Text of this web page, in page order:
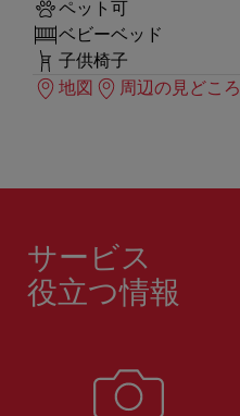
ペット可
ベビーベッド
子供椅子
地図
周辺の見どころ
サービス
役立つ情報